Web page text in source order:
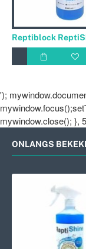
');
mywindow.close(); },
ONLANGS